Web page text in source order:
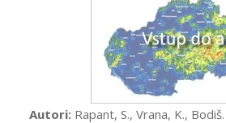
Autori:Rapant, S., Vrana, K.,